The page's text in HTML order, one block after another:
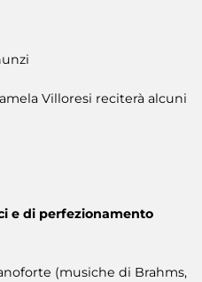
Villoresi reciterà alcuni
e di perfezionamento
(musiche di Brahms,